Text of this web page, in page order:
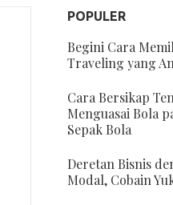
POPULER
Begini Cara
Traveling yang
Cara Bersikap
Menguasai Bola
Sepak Bola
Deretan Bisnis
Modal, Cobain